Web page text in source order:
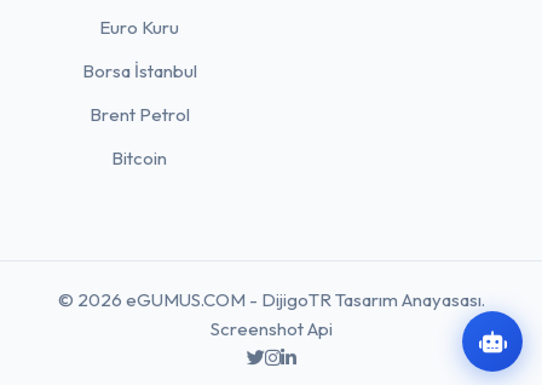
Euro Kuru
Borsa İstanbul
Brent Petrol
Bitcoin
© 2026 eGUMUS.COM - DijigoTR Tasarım Anayasası.
Screenshot Api